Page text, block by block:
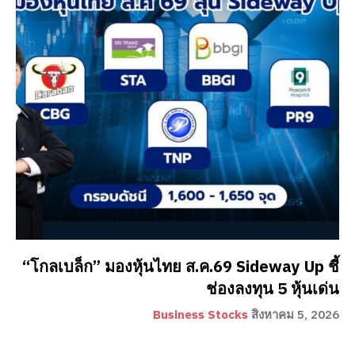
“โกลเบล็ก” มองหุ้นไทย ส.ค.69 Sideway Up ชี้
ช่องลงทุน 5 หุ้นเด่น
Business Stocks สิงหาคม 5, 2026